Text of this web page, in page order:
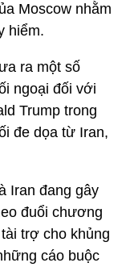
Moscow nhằm
hiểm.
ra một số
ngoại đối với
Trump trong
đe dọa từ Iran,
Iran đang gây
đuổi chương
trợ cho khủng
cáo buộc